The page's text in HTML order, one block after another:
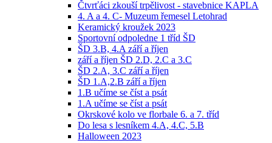
Čtvrťáci zkouší trpělivost - stavebnice KAPLA
4. A a 4. C- Muzeum řemesel Letohrad
Keramický kroužek 2023
Sportovní odpoledne 1 tříd ŠD
ŠD 3.B, 4.A září a říjen
září a říjen ŠD 2.D, 2.C a 3.C
ŠD 2.A, 3.C září a říjen
ŠD 1.A,2.B září a říjen
1.B učíme se číst a psát
1.A učíme se číst a psát
Okrskové kolo ve florbale 6. a 7. tříd
Do lesa s lesníkem 4.A, 4.C, 5.B
Halloween 2023